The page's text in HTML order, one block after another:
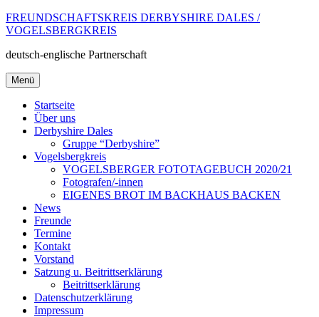
Zum
Inhalt
FREUNDSCHAFTSKREIS DERBYSHIRE DALES /
VOGELSBERGKREIS
deutsch-englische Partnerschaft
Menü
Startseite
Über uns
Derbyshire Dales
Gruppe “Derbyshire”
Vogelsbergkreis
VOGELSBERGER FOTOTAGEBUCH 2020/21
Fotografen/-innen
EIGENES BROT IM BACKHAUS BACKEN
News
Freunde
Termine
Kontakt
Vorstand
Satzung u. Beitrittserklärung
Beitrittserklärung
Datenschutzerklärung
Impressum